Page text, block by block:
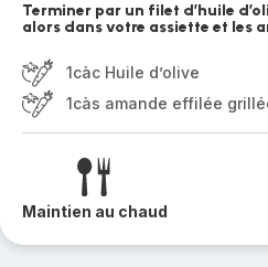
Terminer par un filet d’huile
alors dans votre assiette et les
1càc Huile d’olive
1càs amande effilée
Maintien au chaud